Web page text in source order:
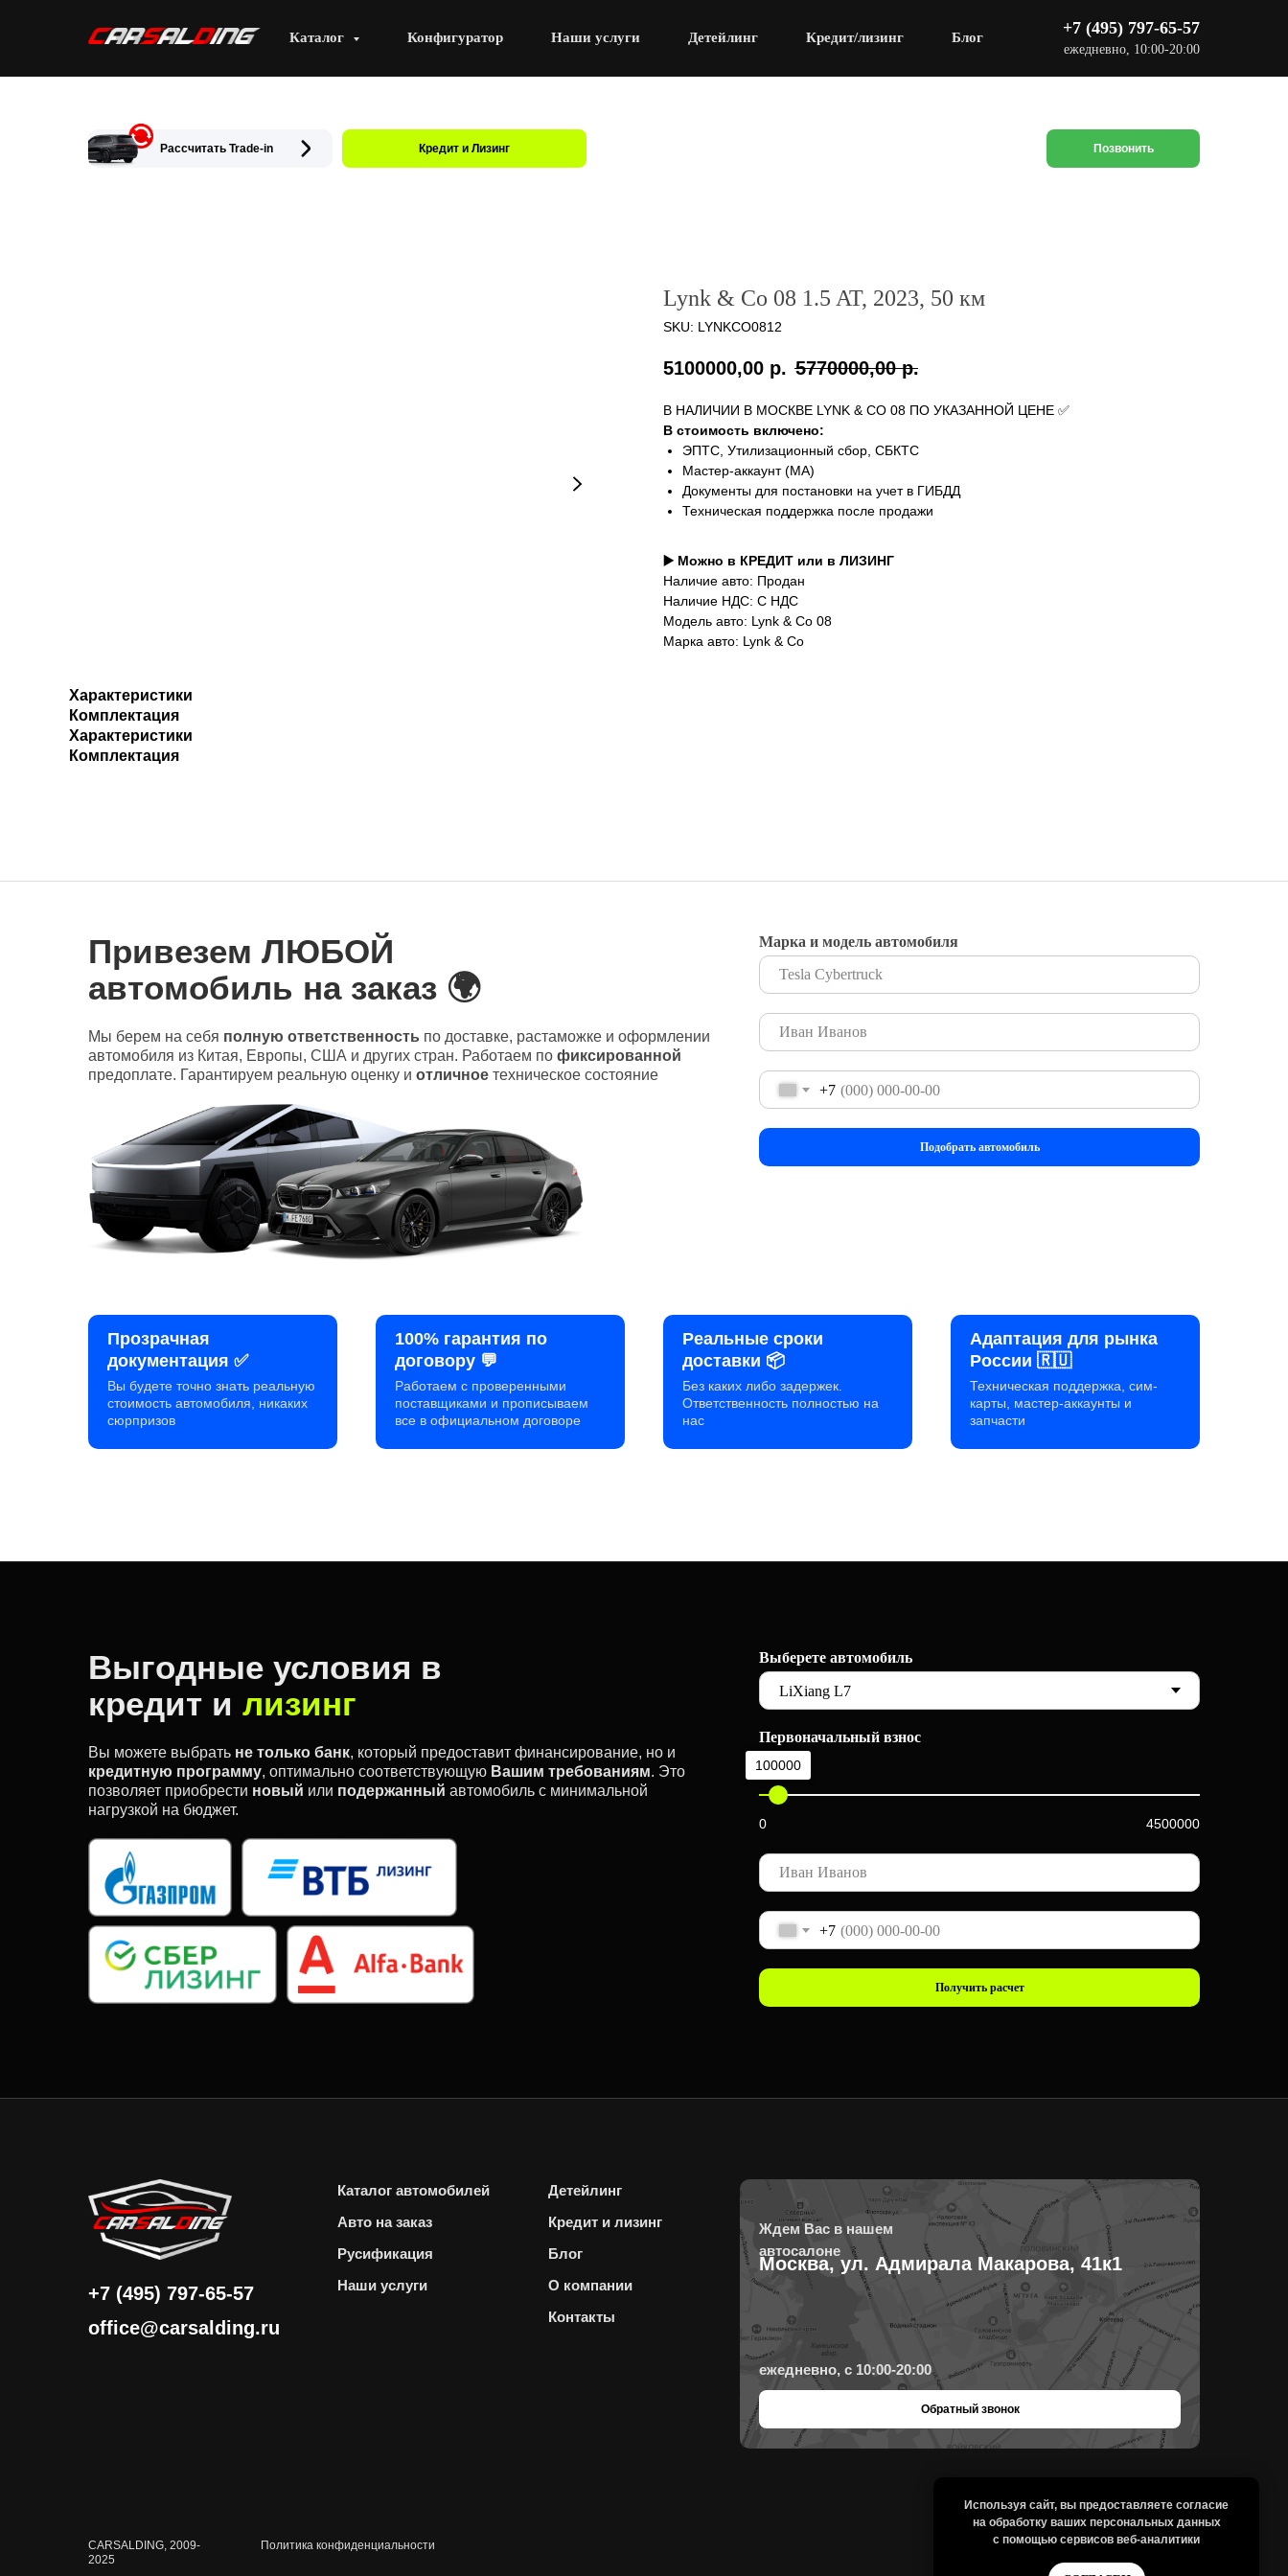
Каталог Конфигуратор Наши услуги Детейлинг Кредит/лизинг Блог +7 (495) 797-65-57
ежедневно, 10:00-20:00
Рассчитать Trade-in Кредит и Лизинг Позвонить
Lynk & Co 08 1.5 AT, 2023, 50 км
SKU: LYNKCO0812
5100000,00 р. 5770000,00 р.
В НАЛИЧИИ В МОСКВЕ LYNK & CO 08 ПО УКАЗАННОЙ ЦЕНЕ ✅
В стоимость включено:
ЭПТС, Утилизационный сбор, СБКТС
Мастер-аккаунт (MA)
Документы для постановки на учет в ГИБДД
Техническая поддержка после продажи
▶️ Можно в КРЕДИТ или в ЛИЗИНГ
Наличие авто: Продан
Наличие НДС: С НДС
Модель авто: Lynk & Co 08
Марка авто: Lynk & Co
Характеристики
Комплектация
Характеристики
Комплектация
Привезем ЛЮБОЙ
автомобиль на заказ 🌍
Мы берем на себя полную ответственность по доставке, растаможке и оформлении
автомобиля из Китая, Европы, США и других стран. Работаем по фиксированной
предоплате. Гарантируем реальную оценку и отличное техническое состояние
Марка и модель автомобиля
+7
Подобрать автомобиль
Прозрачная
документация ✅
Вы будете точно знать реальную
стоимость автомобиля, никаких
сюрпризов
100% гарантия по
договору 💬
Работаем с проверенными
поставщиками и прописываем
все в официальном договоре
Реальные сроки
доставки 📦
Без каких либо задержек.
Ответственность полностью на
нас
Адаптация для рынка
России 🇷🇺
Техническая поддержка, сим-
карты, мастер-аккаунты и
запчасти
Выгодные условия в
кредит и лизинг
Вы можете выбрать не только банк, который предоставит финансирование, но и
кредитную программу, оптимально соответствующую Вашим требованиям. Это
позволяет приобрести новый или подержанный автомобиль с минимальной
нагрузкой на бюджет.
Выберете автомобиль
Первоначальный взнос
100000
0 4500000
+7
Получить расчет
Контакты
Кредит и лизинг
Блог
Наши услуги
office@carsalding.ru
Авто на заказ
Русификация
Детейлинг
О компании
+7 (495) 797-65-57
Каталог автомобилей
Москва, ул. Адмирала Макарова, 41к1
ежедневно, с 10:00-20:00
Ждем Вас в нашем
автосалоне
Обратный звонок
Политика конфиденциальности
CARSALDING, 2009-
2025
Используя сайт, вы предоставляете согласие
на обработку ваших персональныхданных
с помощью сервисов веб-аналитики